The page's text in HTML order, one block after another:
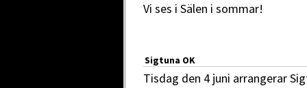
Vi ses i Sälen i sommar!
Sigtuna OK
Tisdag den 4 juni arrangerar